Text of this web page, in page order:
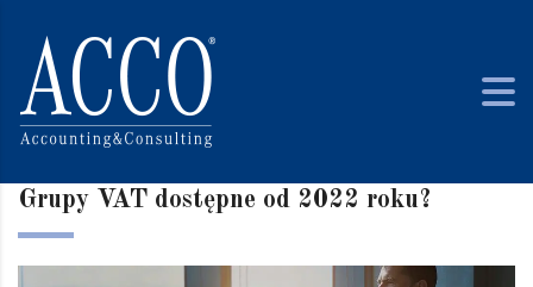
Grupy VAT dostępne od 2022 roku?